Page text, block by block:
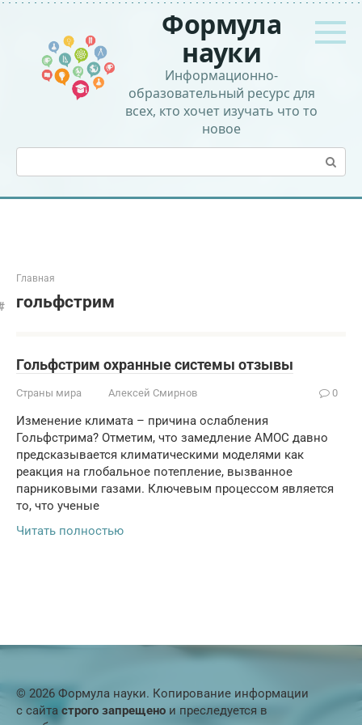
Перейти
контенту
Формула
науки
Информационно-
образовательный ресурс для
всех, кто хочет изучать что то
новое
Поиск:
Главная
гольфстрим
Гольфстрим охранные системы отзывы
Страны мира Алексей Смирнов 0
Изменение климата – причина ослабления
Гольфстрима? Отметим, что замедление АМОС давно
предсказывается климатическими моделями как
реакция на глобальное потепление, вызванное
парниковыми газами. Ключевым процессом является
то, что ученые
Читать полностью
© 2026 Формула науки. Копирование информации
с сайта строго запрещено и преследуется в